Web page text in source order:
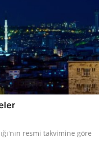
resmi takvimine göre